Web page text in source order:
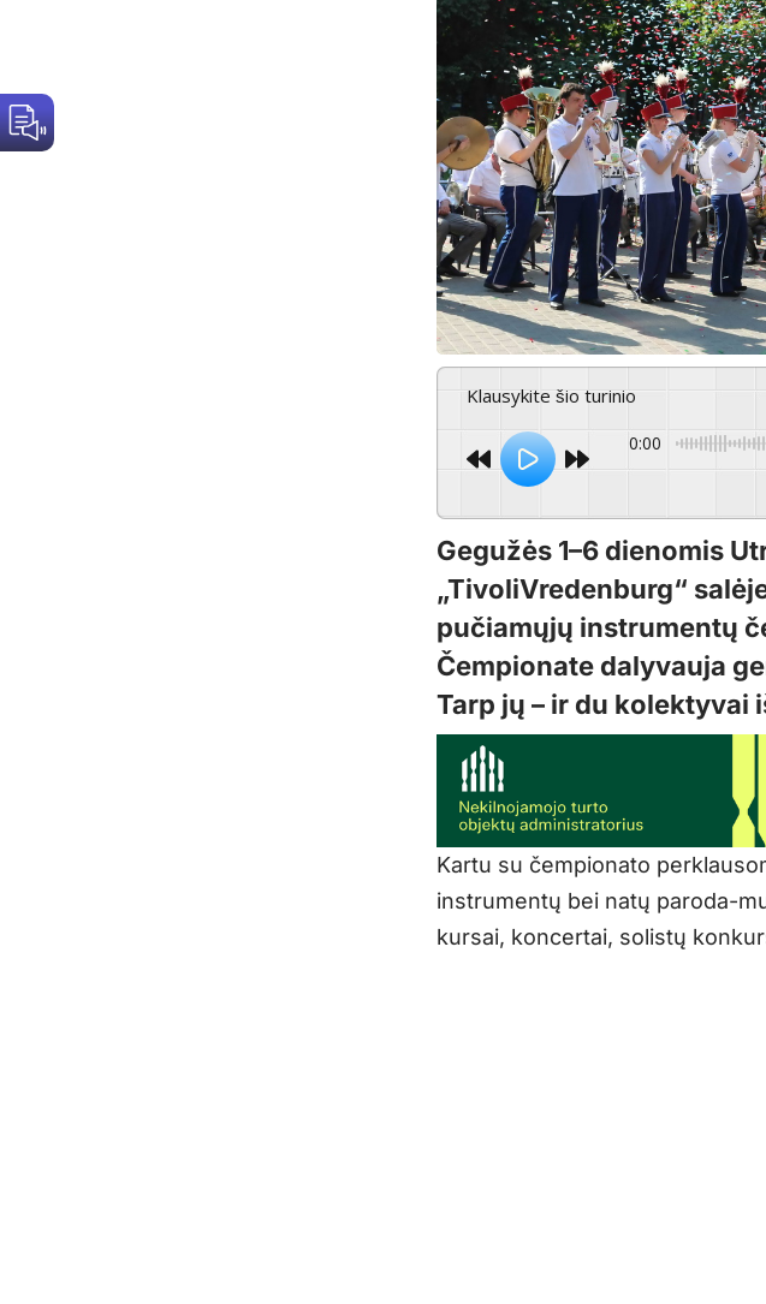
Klausykite šio turinio
0:00
Gegužės 1–6 dienomis
„TivoliVredenburg“
pučiamųjų instrumentų
Čempionate dalyvauja
Tarp jų – ir du kolektyvai
Kartu su čempionato
instrumentų bei natų paroda-
kursai, koncertai, solistų